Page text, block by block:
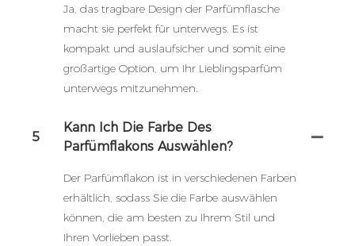
Ja, das tragbare Design der Parfümflasche
macht sie perfekt für unterwegs. Es ist
kompakt und auslaufsicher und somit eine
großartige Option, um Ihr Lieblingsparfüm
unterwegs mitzunehmen.
5
Kann Ich Die Farbe Des
Parfümflakons Auswählen?
Der Parfümflakon ist in verschiedenen Farben
erhältlich, sodass Sie die Farbe auswählen
können, die am besten zu Ihrem Stil und
Ihren Vorlieben passt.